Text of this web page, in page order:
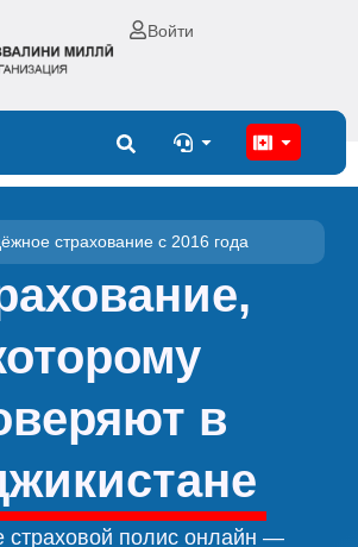
Войти
Open Open
страхование с 2016 года
в
полис онлайн —